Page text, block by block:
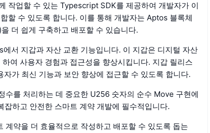
작업할 수 있는 Typescript SDK를 제공하여 개발자가 이
할 수 있도록 합니다. 이를 통해 개발자는 Aptos 블록체
더 쉽게 구축하고 배포할 수 있습니다.
서 지갑과 자산 교환 기능입니다. 이 지갑은 디지털 자산
여 사용자 경험과 접근성을 향상시킵니다. 지갑 릴리스
가 최신 기능과 보안 향상에 접근할 수 있도록 합니다.
수를 처리하는 데 중요한 U256 숫자의 순수 Move 구현에
하고 안전한 스마트 계약 개발에 필수적입니다.
약을 더 효율적으로 작성하고 배포할 수 있도록 돕는